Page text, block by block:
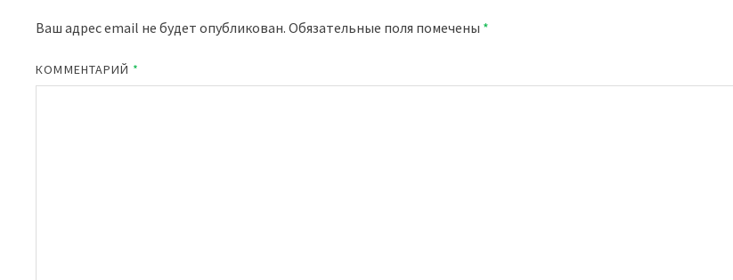
Ваш адрес email не будет опубликован. Обязательные поля помечены *
КОММЕНТАРИЙ *